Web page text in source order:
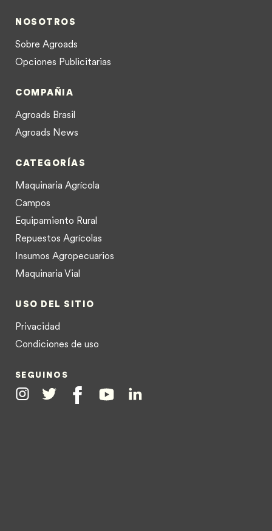
NOSOTROS
Sobre Agroads
Opciones Publicitarias
COMPAÑIA
Agroads Brasil
Agroads News
CATEGORÍAS
Maquinaria Agrícola
Campos
Equipamiento Rural
Repuestos Agrícolas
Insumos Agropecuarios
Maquinaria Vial
USO DEL SITIO
Privacidad
Condiciones de uso
SEGUINOS
InstagramTwitter FacebookYoutubeLinkedin